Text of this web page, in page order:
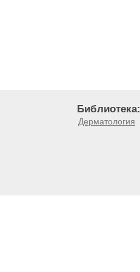
Библиотека:
Дерматология